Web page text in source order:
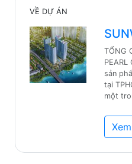
VỀ DỰ ÁN
TỔNG
sản
tại
một